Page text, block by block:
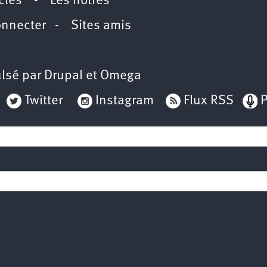
- Sites amis
par Drupal et Omega
Twitter Instagram Flux RSS